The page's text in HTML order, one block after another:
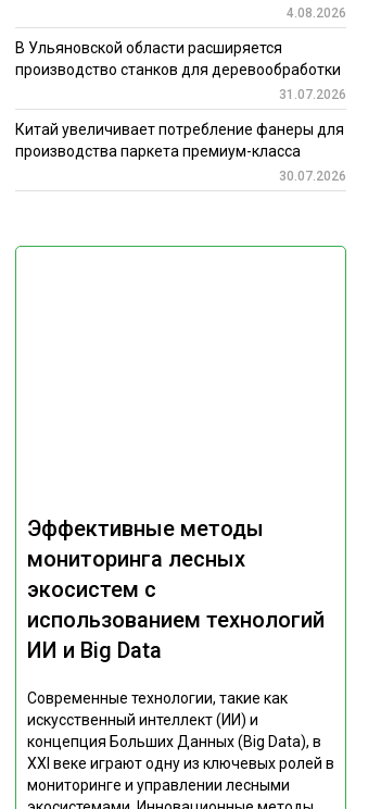
Эффективные методы
мониторинга лесных
экосистем с
использованием технологий
ИИ и Big Data
Современные технологии, такие как
искусственный интеллект (ИИ) и
концепция Больших Данных (Big Data), в
XXI веке играют одну из ключевых ролей в
мониторинге и управлении лесными
4.08.2026
В Ульяновской области расширяется
производство станков для деревообработки
31.07.2026
Китай увеличивает потребление фанеры для
производства паркета премиум-класса
30.07.2026